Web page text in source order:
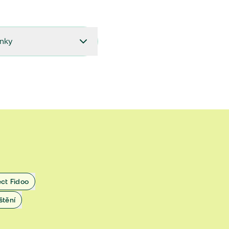
do 31.10.2022
do 8.7.2020
do 31.10.2019
Fidoo